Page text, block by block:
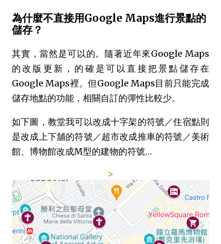
為什麼不直接用Google Maps進行景點的
儲存？
其實，當然是可以的。隨著近年來Google Maps
的改版更新，的確是可以直接把景點儲存在
Google Maps裡。但Google Maps目前只能完成
儲存地點的功能，相關自訂的彈性比較少。
如下圖，教堂我可以改成十字架的符號／住宿點則
是改成上下舖的符號／超市改成推車的符號／美術
館、博物館改成M型的建物的符號…
>